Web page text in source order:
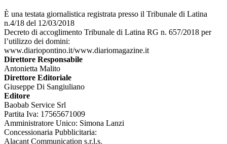
È una testata giornalistica registrata presso il Tribunale di Latina
n.4/18 del 12/03/2018
Decreto di accoglimento Tribunale di Latina RG n. 657/2018 per
l’utilizzo dei domini:
www.diariopontino.it/www.diariomagazine.it
Direttore Responsabile
Antonietta Malito
Direttore Editoriale
Giuseppe Di Sangiuliano
Editore
Baobab Service Srl
Partita Iva: 17565671009
Amministratore Unico: Simona Lanzi
Concessionaria Pubblicitaria:
Alacant Communication s.r.l.s.